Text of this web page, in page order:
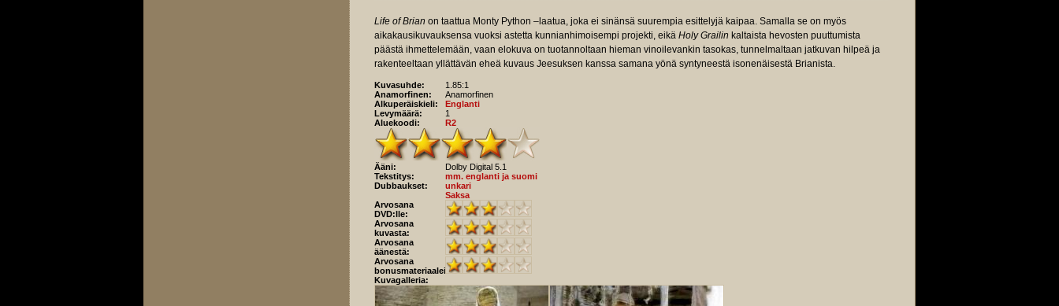
Life of Brian on taattua Monty Python –laatua, joka ei sinänsä suurempia esittelyjä kaipaa. Samalla se on myös
aikakausikuvauksensa vuoksi astetta kunnianhimoisempi projekti, eikä Holy Grailin kaltaista hevosten puuttumista
päästä ihmettelemään, vaan elokuva on tuotannoltaan hieman vinoilevankin tasokas, tunnelmaltaan jatkuvan hilpeä ja
rakenteeltaan yllättävän eheä kuvaus Jeesuksen kanssa samana yönä syntyneestä isonenäisestä Brianista.
Kuvasuhde:
1.85:1
Anamorfinen:
Anamorfinen
Alkuperäiskieli:
Englanti
Levymäärä:
1
Aluekoodi:
R2
Ääni:
Dolby Digital 5.1
Tekstitys:
mm. englanti ja suomi
Dubbaukset:
unkari
Saksa
Arvosana
DVD:lle:
Arvosana
kuvasta:
Arvosana
äänestä:
Arvosana
bonusmateriaaleista:
Kuvagalleria: